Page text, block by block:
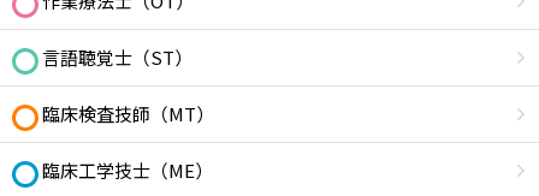
言語聴覚士（ST）
臨床検査技師（MT）
臨床工学技士（ME）